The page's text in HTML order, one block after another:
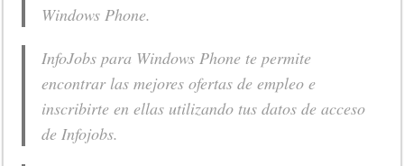
Windows Phone.
InfoJobs para Windows Phone te permite
encontrar las mejores ofertas de empleo e
inscribirte en ellas utilizando tus datos de acceso
de Infojobs.